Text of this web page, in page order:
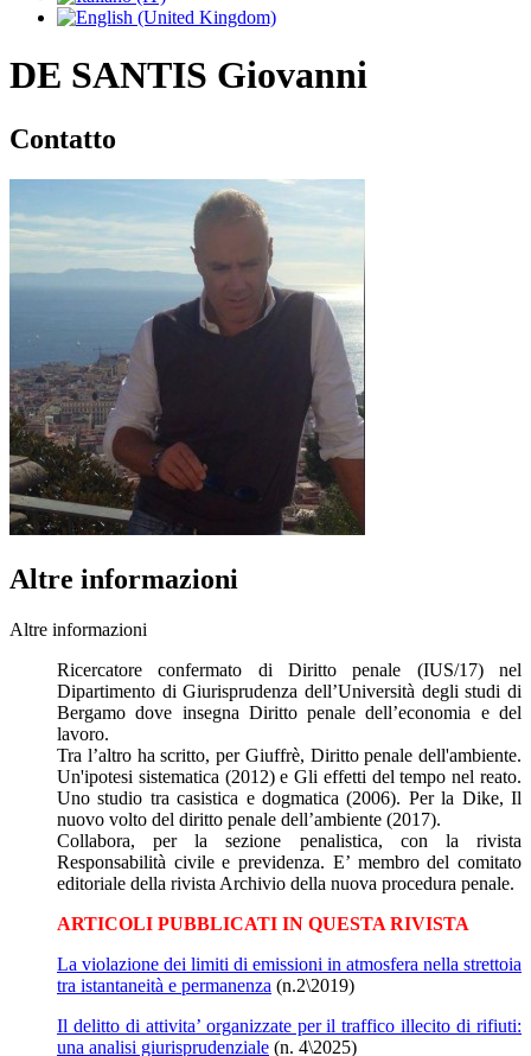
DE SANTIS Giovanni
Contatto
Altre informazioni
Altre informazioni
Ricercatore confermato di Diritto penale (IUS/17) nel
Dipartimento di Giurisprudenza dell’Università degli studi di
Bergamo dove insegna Diritto penale dell’economia e del
lavoro.
Tra l’altro ha scritto, per Giuffrè, Diritto penale dell'ambiente.
Un'ipotesi sistematica (2012) e Gli effetti del tempo nel reato.
Uno studio tra casistica e dogmatica (2006). Per la Dike, Il
nuovo volto del diritto penale dell’ambiente (2017).
Collabora, per la sezione penalistica, con la rivista
Responsabilità civile e previdenza. E’ membro del comitato
editoriale della rivista Archivio della nuova procedura penale.
ARTICOLI PUBBLICATI IN QUESTA RIVISTA
La violazione dei limiti di emissioni in atmosfera nella strettoia
tra istantaneità e permanenza (n.2\2019)
Il delitto di attivita’ organizzate per il traffico illecito di rifiuti:
una analisi giurisprudenziale (n. 4\2025)